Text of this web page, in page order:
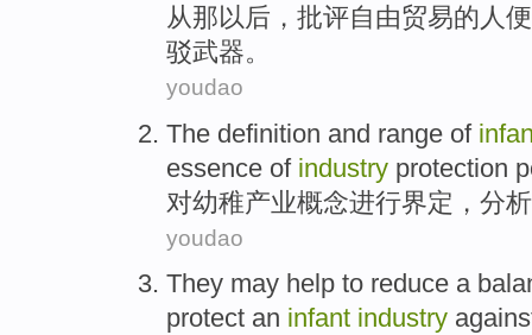
从那以后， 批评自由贸易的 人
驳武器。
youdao
The definition and range of
essence of industry protection
对幼稚产业概念进行界定，分
youdao
They may help to reduce a
protect an infant industry